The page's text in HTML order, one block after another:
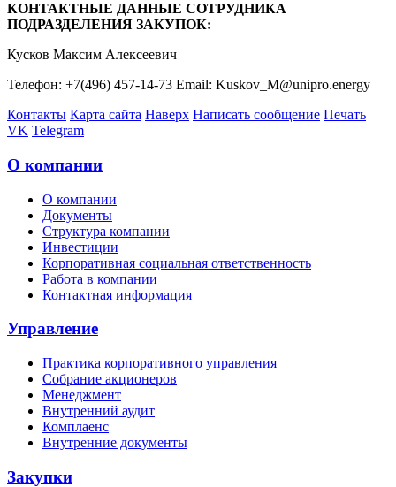
КОНТАКТНЫЕ ДАННЫЕ СОТРУДНИКА
ПОДРАЗДЕЛЕНИЯ ЗАКУПОК:
Кусков Максим Алексеевич
Телефон: +7(496) 457-14-73 Email: Kuskov_M@unipro.energy
Контакты Карта сайта Наверх Написать сообщение Печать
VK Telegram
О компании
О компании
Документы
Структура компании
Инвестиции
Корпоративная социальная ответственность
Работа в компании
Контактная информация
Управление
Практика корпоративного управления
Собрание акционеров
Менеджмент
Внутренний аудит
Комплаенс
Внутренние документы
Закупки